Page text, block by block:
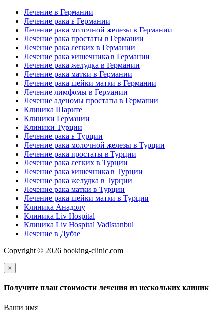
Лечение в Германии
Лечение рака в Германии
Лечение рака молочной железы в Германии
Лечение рака простаты в Германии
Лечение рака легких в Германии
Лечение рака кишечника в Германии
Лечение рака желудка в Германии
Лечение рака матки в Германии
Лечение рака шейки матки в Германии
Лечение лимфомы в Германии
Лечение аденомы простаты в Германии
Клиника Шарите
Клиники Германии
Клиники Турции
Лечение рака в Турции
Лечение рака молочной железы в Турции
Лечение рака простаты в Турции
Лечение рака легких в Турции
Лечение рака кишечника в Турции
Лечение рака желудка в Турции
Лечение рака матки в Турции
Лечение рака шейки матки в Турции
Клиника Анадолу
Клиника Liv Hospital
Клиника Liv Hospital VadIstanbul
Лечение в Дубае
Copyright © 2026 booking-clinic.com
×
Получите план стоимости лечения из нескольких клиник
Ваши имя